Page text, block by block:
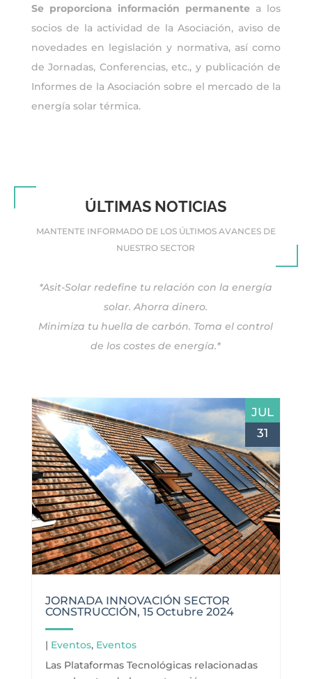
Se proporciona información permanente a los
socios de la actividad de la Asociación, aviso de
novedades en legislación y normativa, así como
de Jornadas, Conferencias, etc., y publicación de
Informes de la Asociación sobre el mercado de la
energía solar térmica.
ÚLTIMAS NOTICIAS
MANTENTE INFORMADO DE LOS ÚLTIMOS AVANCES DE
NUESTRO SECTOR
*Asit-Solar redefine tu relación con la energía
solar. Ahorra dinero.
Minimiza tu huella de carbón. Toma el control
de los costes de energía.*
JORNADA INNOVACIÓN SECTOR
CONSTRUCCIÓN, 15 Octubre 2024
JUL
31
| Eventos, Eventos
Las Plataformas Tecnológicas relacionadas